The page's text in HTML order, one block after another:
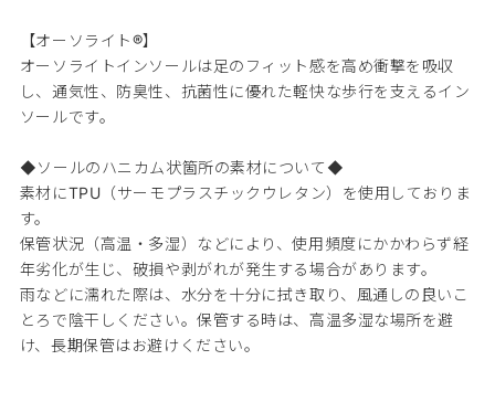
【オーソライト®】
オーソライトインソールは足のフィット感を高め衝撃を吸収
し、通気性、防臭性、抗菌性に優れた軽快な歩行を支えるイン
ソールです。
◆ソールのハニカム状箇所の素材について◆
素材にTPU（サーモプラスチックウレタン）を使用しておりま
す。
保管状況（高温・多湿）などにより、使用頻度にかかわらず経
年劣化が生じ、破損や剥がれが発生する場合があります。
雨などに濡れた際は、水分を十分に拭き取り、風通しの良いこ
とろで陰干しください。保管する時は、高温多湿な場所を避
け、長期保管はお避けください。